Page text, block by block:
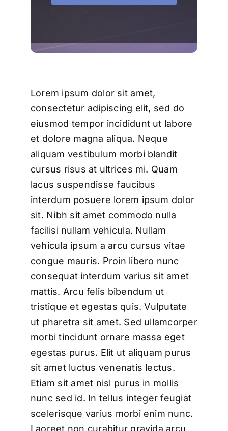
Lorem ipsum dolor sit amet,
consectetur adipiscing elit, sed do
eiusmod tempor incididunt ut labore
et dolore magna aliqua. Neque
aliquam vestibulum morbi blandit
cursus risus at ultrices mi. Quam
lacus suspendisse faucibus
interdum posuere lorem ipsum dolor
sit. Nibh sit amet commodo nulla
facilisi nullam vehicula. Nullam
vehicula ipsum a arcu cursus vitae
congue mauris. Proin libero nunc
consequat interdum varius sit amet
mattis. Arcu felis bibendum ut
tristique et egestas quis. Vulputate
ut pharetra sit amet. Sed ullamcorper
morbi tincidunt ornare massa eget
egestas purus. Elit ut aliquam purus
sit amet luctus venenatis lectus.
Etiam sit amet nisl purus in mollis
nunc sed id. In tellus integer feugiat
scelerisque varius morbi enim nunc.
Laoreet non curabitur gravida arcu